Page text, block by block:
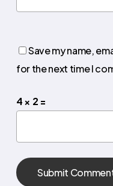
Save my name,
for the next time I
4 × 2 =